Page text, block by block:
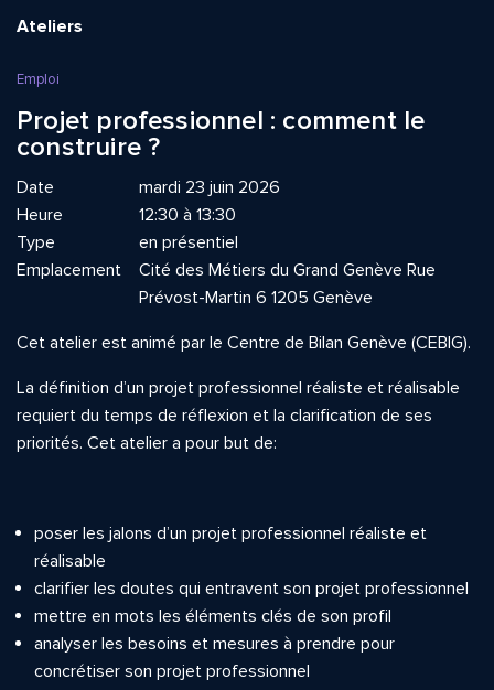
Ateliers
Emploi
Projet professionnel : comment le
construire ?
Date
mardi 23 juin 2026
Heure
12:30 à 13:30
Type
en présentiel
Emplacement
Cité des Métiers du Grand Genève Rue
Prévost-Martin 6 1205 Genève
Cet atelier est animé par le Centre de Bilan Genève (CEBIG).
La définition d’un projet professionnel réaliste et réalisable
requiert du temps de réflexion et la clarification de ses
priorités. Cet atelier a pour but de:
poser les jalons d’un projet professionnel réaliste et
réalisable
clarifier les doutes qui entravent son projet professionnel
mettre en mots les éléments clés de son profil
analyser les besoins et mesures à prendre pour
concrétiser son projet professionnel